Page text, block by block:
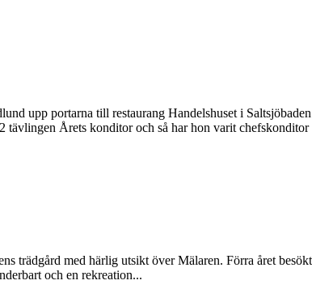
upp portarna till restaurang Handelshuset i
Årets konditor och så har hon varit chefskonditor
trädgård med härlig utsikt över Mälaren. Förra året
och en rekreation...